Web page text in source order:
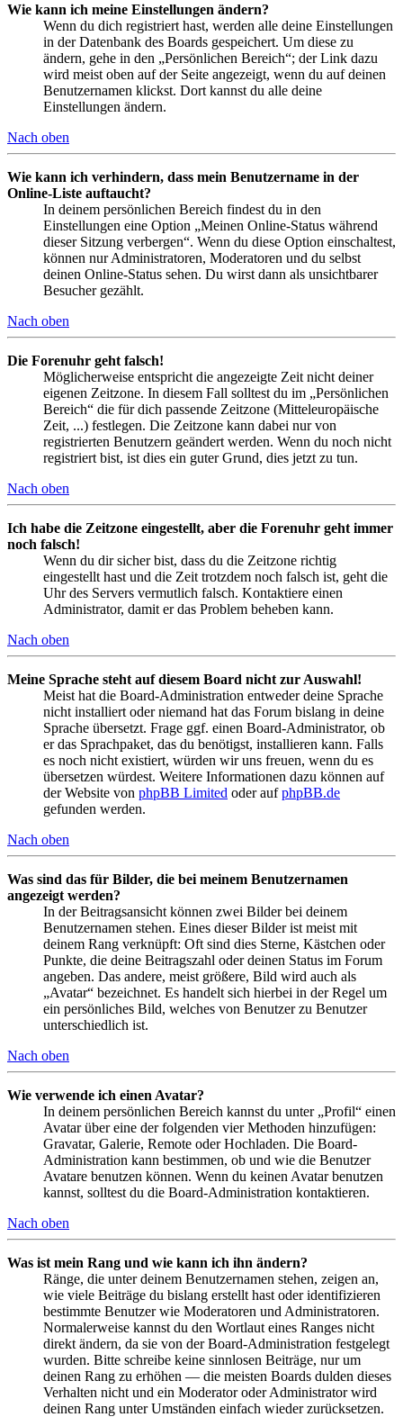
Wie kann ich meine Einstellungen ändern?
Wenn du dich registriert hast, werden alle deine Einstellungen
in der Datenbank des Boards gespeichert. Um diese zu
ändern, gehe in den „Persönlichen Bereich“; der Link dazu
wird meist oben auf der Seite angezeigt, wenn du auf deinen
Benutzernamen klickst. Dort kannst du alle deine
Einstellungen ändern.
Nach oben
Wie kann ich verhindern, dass mein Benutzername in der
Online-Liste auftaucht?
In deinem persönlichen Bereich findest du in den
Einstellungen eine Option „Meinen Online-Status während
dieser Sitzung verbergen“. Wenn du diese Option einschaltest,
können nur Administratoren, Moderatoren und du selbst
deinen Online-Status sehen. Du wirst dann als unsichtbarer
Besucher gezählt.
Nach oben
Die Forenuhr geht falsch!
Möglicherweise entspricht die angezeigte Zeit nicht deiner
eigenen Zeitzone. In diesem Fall solltest du im „Persönlichen
Bereich“ die für dich passende Zeitzone (Mitteleuropäische
Zeit, ...) festlegen. Die Zeitzone kann dabei nur von
registrierten Benutzern geändert werden. Wenn du noch nicht
registriert bist, ist dies ein guter Grund, dies jetzt zu tun.
Nach oben
Ich habe die Zeitzone eingestellt, aber die Forenuhr geht immer
noch falsch!
Wenn du dir sicher bist, dass du die Zeitzone richtig
eingestellt hast und die Zeit trotzdem noch falsch ist, geht die
Uhr des Servers vermutlich falsch. Kontaktiere einen
Administrator, damit er das Problem beheben kann.
Nach oben
Meine Sprache steht auf diesem Board nicht zur Auswahl!
Meist hat die Board-Administration entweder deine Sprache
nicht installiert oder niemand hat das Forum bislang in deine
Sprache übersetzt. Frage ggf. einen Board-Administrator, ob
er das Sprachpaket, das du benötigst, installieren kann. Falls
es noch nicht existiert, würden wir uns freuen, wenn du es
übersetzen würdest. Weitere Informationen dazu können auf
der Website von phpBB Limited oder aufphpBB.de
gefunden werden.
Nach oben
Was sind das für Bilder, die bei meinem Benutzernamen
angezeigt werden?
In der Beitragsansicht können zwei Bilder bei deinem
Benutzernamen stehen. Eines dieser Bilder ist meist mit
deinem Rang verknüpft: Oft sind dies Sterne, Kästchen oder
Punkte, die deine Beitragszahl oder deinen Status im Forum
angeben. Das andere, meist größere, Bild wird auch als
„Avatar“ bezeichnet. Es handelt sich hierbei in der Regel um
ein persönliches Bild, welches von Benutzer zu Benutzer
unterschiedlich ist.
Nach oben
Wie verwende ich einen Avatar?
In deinem persönlichen Bereich kannst du unter „Profil“ einen
Avatar über eine der folgenden vier Methoden hinzufügen:
Gravatar, Galerie, Remote oder Hochladen. Die Board-
Administration kann bestimmen, ob und wie die Benutzer
Avatare benutzen können. Wenn du keinen Avatar benutzen
kannst, solltest du die Board-Administration kontaktieren.
Nach oben
Was ist mein Rang und wie kann ich ihn ändern?
Ränge, die unter deinem Benutzernamen stehen, zeigen an,
wie viele Beiträge du bislang erstellt hast oder identifizieren
bestimmte Benutzer wie Moderatoren und Administratoren.
Normalerweise kannst du den Wortlaut eines Ranges nicht
direkt ändern, da sie von der Board-Administration festgelegt
wurden. Bitte schreibe keine sinnlosen Beiträge, nur um
deinen Rang zu erhöhen — die meisten Boards dulden dieses
Verhalten nicht und ein Moderator oder Administrator wird
deinen Rang unter Umständen einfach wieder zurücksetzen.